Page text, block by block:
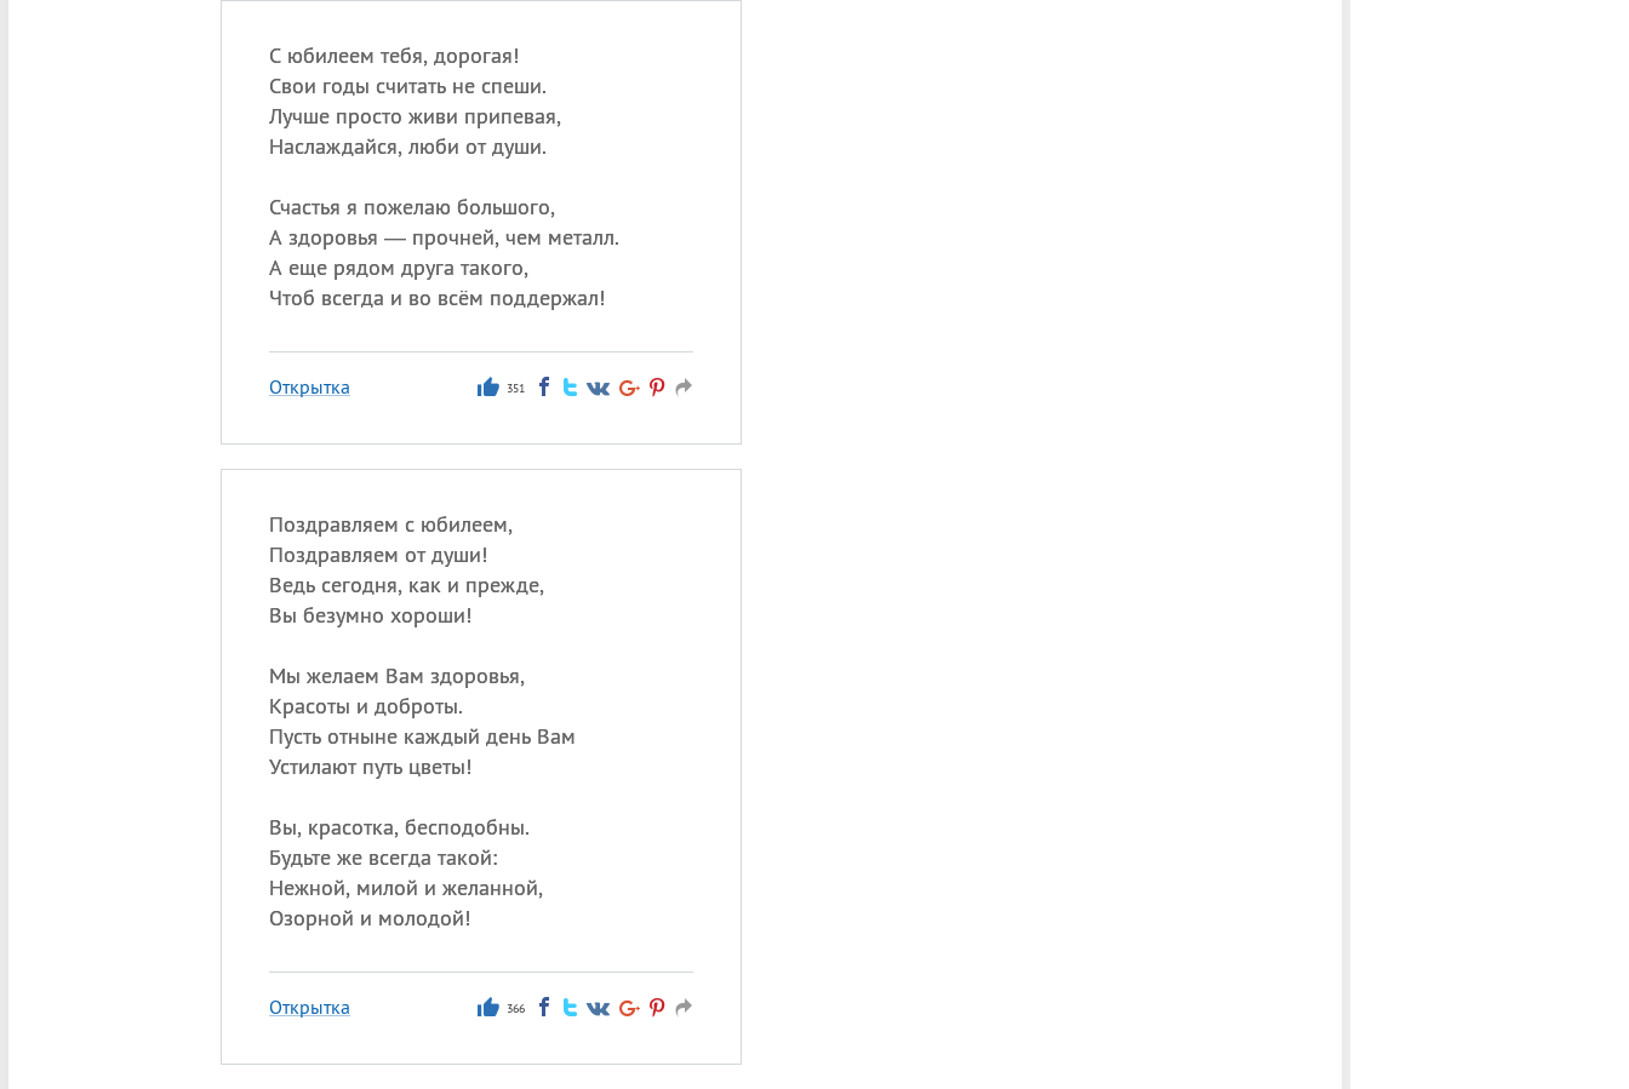
С юбилеем тебя, дорогая!
Свои годы считать не спеши.
Лучше просто живи припевая,
Наслаждайся, люби от души.
Счастья я пожелаю большого,
А здоровья — прочней, чем металл.
А еще рядом друга такого,
Чтоб всегда и во всём поддержал!
Открытка 351
Поздравляем с юбилеем,
Поздравляем от души!
Ведь сегодня, как и прежде,
Вы безумно хороши!
Мы желаем Вам здоровья,
Красоты и доброты.
Пусть отныне каждый день Вам
Устилают путь цветы!
Вы, красотка, бесподобны.
Будьте же всегда такой:
Нежной, милой и желанной,
Озорной и молодой!
Открытка 366